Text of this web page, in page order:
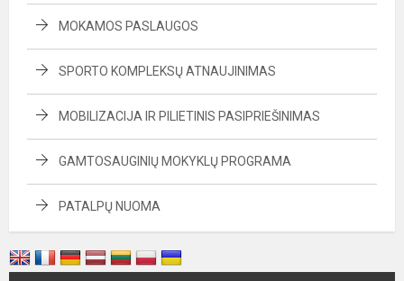
MOKAMOS PASLAUGOS
SPORTO KOMPLEKSŲ ATNAUJINIMAS
MOBILIZACIJA IR PILIETINIS PASIPRIEŠINIMAS
GAMTOSAUGINIŲ MOKYKLŲ PROGRAMA
PATALPŲ NUOMA